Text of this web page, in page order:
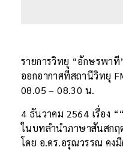
รายการวิทยุ “อักษรพา
ออกอากาศที่สถานีวิทยุ
08.05 – 08.30 น.
4 ธันวาคม 2564 เรื่อง
ในบทลำนำภาษาสันสกฤ
โดย อ.ดร.อรุณวรรณ คง